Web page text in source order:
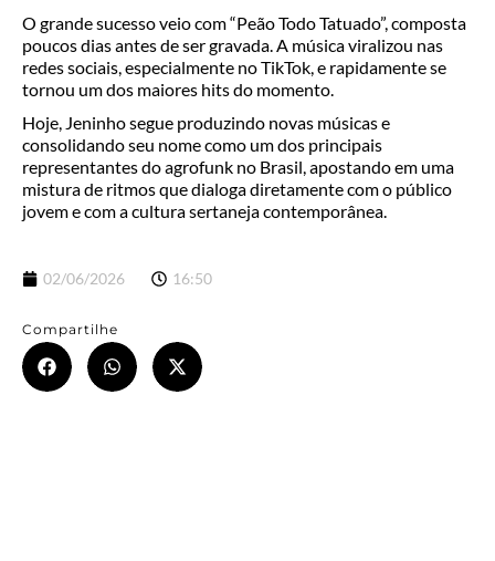
O grande sucesso veio com “Peão Todo Tatuado”, composta
poucos dias antes de ser gravada. A música viralizou nas
redes sociais, especialmente no TikTok, e rapidamente se
tornou um dos maiores hits do momento.
Hoje, Jeninho segue produzindo novas músicas e
consolidando seu nome como um dos principais
representantes do agrofunk no Brasil, apostando em uma
mistura de ritmos que dialoga diretamente com o público
jovem e com a cultura sertaneja contemporânea.
02/06/2026 16:50
Compartilhe